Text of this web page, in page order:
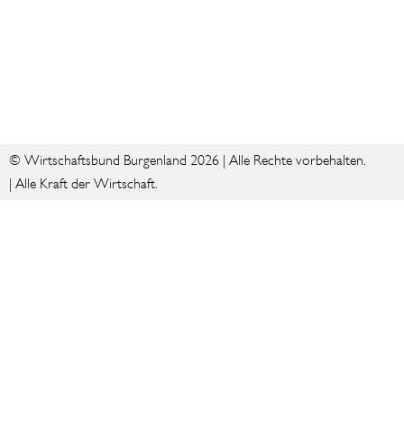
© Wirtschaftsbund Burgenland 2026 | Alle Rechte vorbehalten.
| Alle Kraft der Wirtschaft.